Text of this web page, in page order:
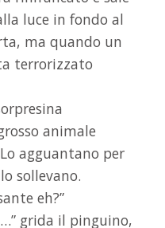
luce in fondo al
ma quando un
terrorizzato
animale
agguantano per
sollevano.
eh?”
grida il pinguino,